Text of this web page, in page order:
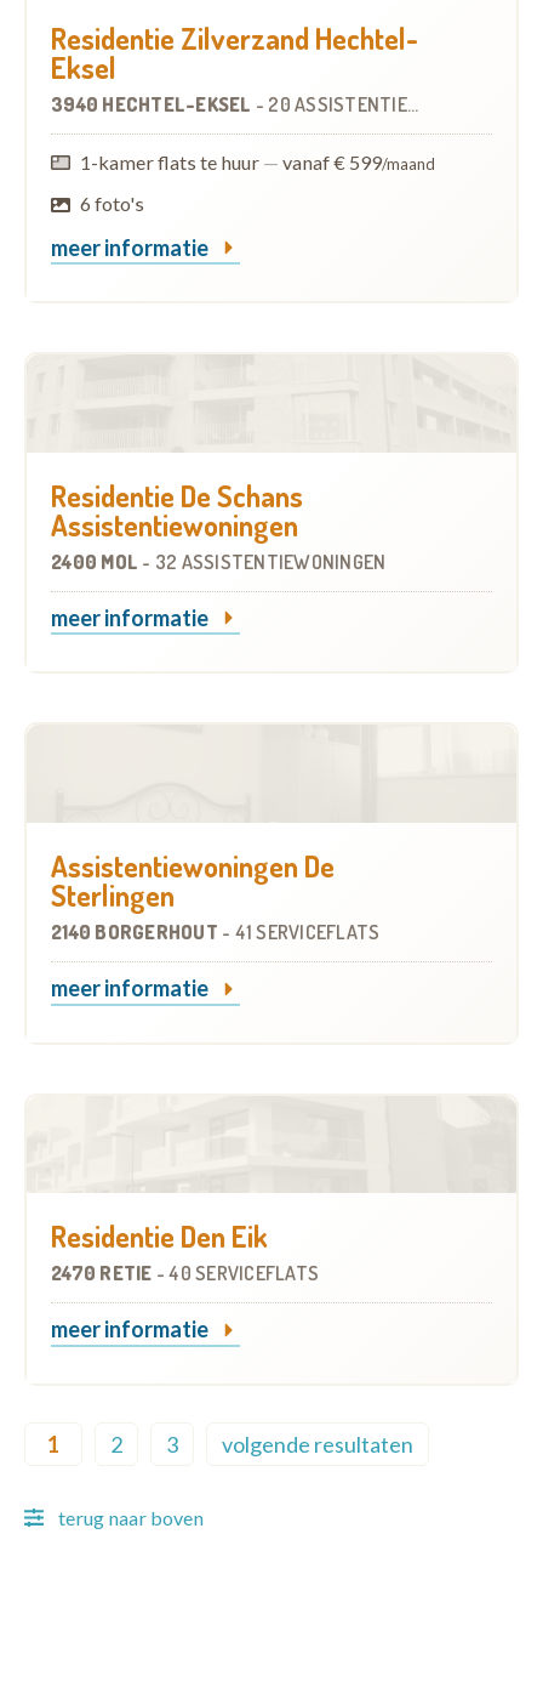
Residentie Zilverzand Hechtel-
Eksel
3940 HECHTEL-EKSEL - 20 ASSISTENTIEWONINGEN
1-kamer flats te huur — vanaf € 599/maand
6 foto's
meer informatie
Residentie De Schans
Assistentiewoningen
2400 MOL - 32 ASSISTENTIEWONINGEN
meer informatie
Assistentiewoningen De
Sterlingen
2140 BORGERHOUT - 41 SERVICEFLATS
meer informatie
Residentie Den Eik
2470 RETIE -40 SERVICEFLATS
meer informatie
1 2 3 volgende resultaten
terug naar boven